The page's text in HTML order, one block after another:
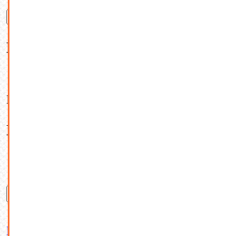
Ваша корзина
В корзине нет товаров.
Поиск
Don't show this popup again